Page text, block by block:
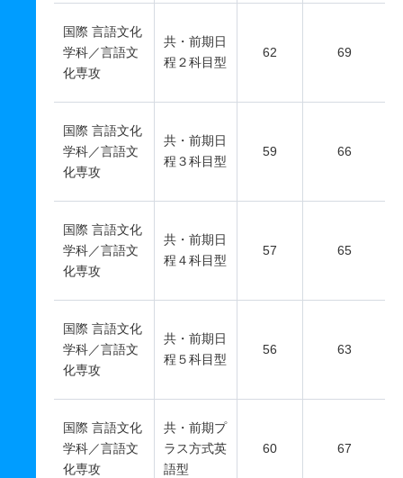
国際 言語文化
学科／言語文
化専攻
共・前期日
程２科目型
62 69
国際 言語文化
学科／言語文
化専攻
共・前期日
程３科目型
59 66
国際 言語文化
学科／言語文
化専攻
共・前期日
程４科目型
57 65
国際 言語文化
学科／言語文
化専攻
共・前期日
程５科目型
56 63
国際 言語文化
学科／言語文
化専攻
共・前期プ
ラス方式英
語型
60 67